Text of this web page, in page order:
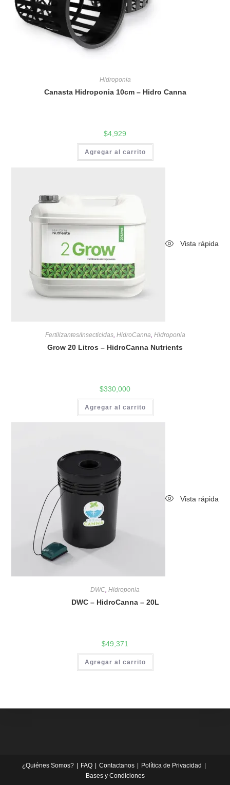
Hidroponia
Canasta Hidroponia 10cm – Hidro Canna
$4,929
Agregar al carrito
Vista rápida
Fertilizantes/Insecticidas, HidroCanna Hidroponia
Grow 20 Litros – HidroCanna Nutrients
$330,000
Agregar al carrito
Vista rápida
DWC, Hidroponia
DWC – HidroCanna – 20L
$49,371
Agregar al carrito
¿Quiénes Somos? FAQ Contactanos
Política de Privacidad
Bases y Condiciones